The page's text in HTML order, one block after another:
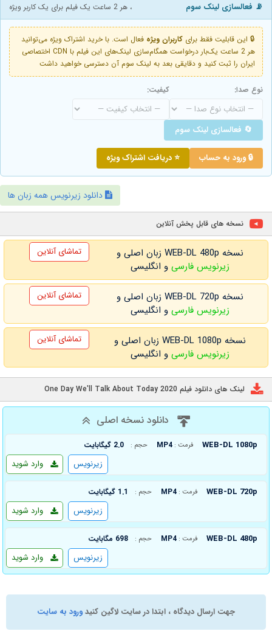
📡 فعالسازی لینک سوم ، هر 2 ساعت یک فیلم برای یک کاربر ویژه
🔒 این قابلیت فقط برای کاربران ویژه فعال است. با خرید اشتراک ویژه می‌توانید
هر 2 ساعت یک‌بار درخواست همگام‌سازی لینک‌های این فیلم با CDN اختصاصی
ایران را ثبت کنید و دقایقی بعد به لینک سوم آن دسترسی خواهید داشت
نوع صدا: کیفیت:
🔄 فعالسازی لینک سوم
🔒 ورود به حساب ⭐ دریافت اشتراک ویژه
دانلود زیرنویس همه زبان ها
نسخه های قابل پخش آنلاین
نسخه WEB-DL 480p زبان اصلی و
زیرنویس فارسی و انگلیسی
تماشای آنلاین
نسخه WEB-DL 720p زبان اصلی و
زیرنویس فارسی و انگلیسی
تماشای آنلاین
نسخه WEB-DL 1080p زبان اصلی و
زیرنویس فارسی و انگلیسی
تماشای آنلاین
لینک های دانلود فیلم One Day We'll Talk About Today 2020
دانلود نسخه اصلی
WEB-DL 1080p فرمت : MP4 حجم : 2.0 گیگابایت
وارد شوید زیرنویس
WEB-DL 720p فرمت : MP4 حجم : 1.1 گیگابایت
وارد شوید زیرنویس
WEB-DL 480p فرمت : MP4 حجم : 698 مگابایت
وارد شوید زیرنویس
جهت ارسال دیدگاه ، ابتدا در سایت لاگین کنیدورود به سایت